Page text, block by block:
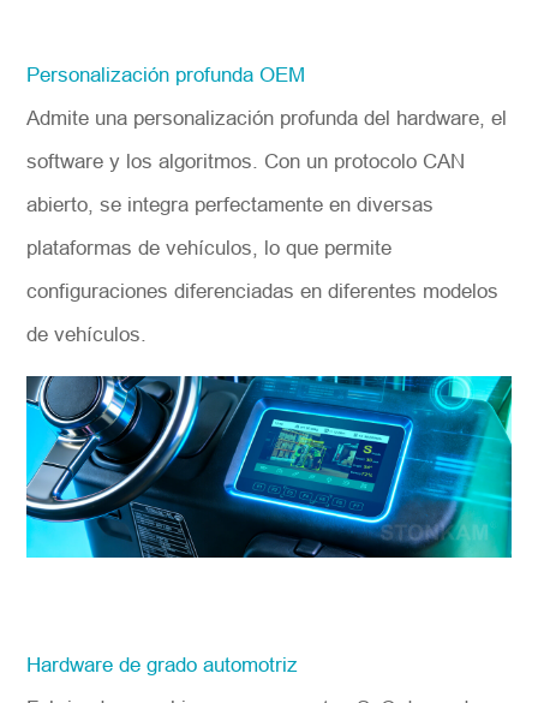
Personalización profunda OEM
Admite una personalización profunda del hardware, el
software y los algoritmos. Con un protocolo CAN
abierto, se integra perfectamente en diversas
plataformas de vehículos, lo que permite
configuraciones diferenciadas en diferentes modelos
de vehículos.
Hardware de grado automotriz